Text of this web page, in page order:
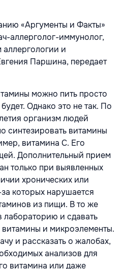
«Аргументы и Факты»
аллерголог-иммунолог,
и
Паршина, передает
можно пить просто
Однако это не так. По
организм людей
синтезировать витамины
витамина С. Его
Дополнительный прием
только при выявленных
хронических или
которых нарушается
из пищи. В то же
лабораторию и сдавать
витамины и микроэлементы.
и рассказать о жалобах,
анализов для
витамина или даже